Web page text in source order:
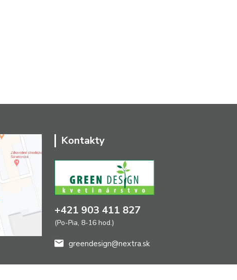
Kontakty
+421 903 411 827
(Po-Pia, 8-16 hod.)
greendesign@nextra.sk